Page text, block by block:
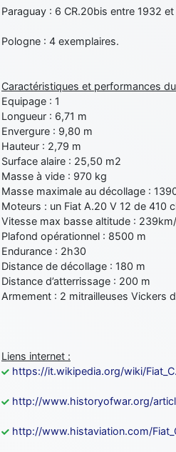
Paraguay : 6 CR.20bis entre 1932
Pologne : 4 exemplaires.
Caractéristiques et performances
Equipage : 1
Longueur : 6,71 m
Envergure : 9,80 m
Hauteur : 2,79 m
Surface alaire : 25,50 m2
Masse à vide : 970 kg
Masse maximale au décollage :
Moteurs : un Fiat A.20 V 12 de 410
Vitesse max basse altitude :
Plafond opérationnel : 8500 m
Endurance : 2h30
Distance de décollage : 180 m
Distance d’atterrissage : 200 m
Armement : 2 mitrailleuses Vickers
Liens internet :
https://it.wikipedia.org/wiki/
http://www.historyofwar.org/
http://www.histaviation.com/